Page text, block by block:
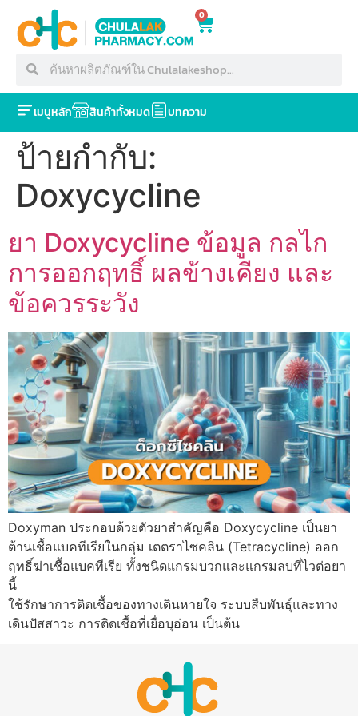
0
เมนูหลัก สินค้าทั้งหมด บทความ
ป้ายกำกับ:
Doxycycline
ยา Doxycycline ข้อมูล กลไก
การออกฤทธิ์ ผลข้างเคียง และ
ข้อควรระวัง
Doxyman ประกอบด้วยตัวยาสำคัญคือ Doxycycline เป็นยา
ต้านเชื้อแบคทีเรียในกลุ่ม เตตราไซคลิน (Tetracycline) ออก
ฤทธิ์ฆ่าเชื้อแบคทีเรีย ทั้งชนิดแกรมบวกและแกรมลบที่ไวต่อยา
นี้
ใช้รักษาการติดเชื้อของทางเดินหายใจ ระบบสืบพันธ์ุและทาง
เดินปัสสาวะ การติดเชื้อที่เยื่อบุอ่อน เป็นต้น